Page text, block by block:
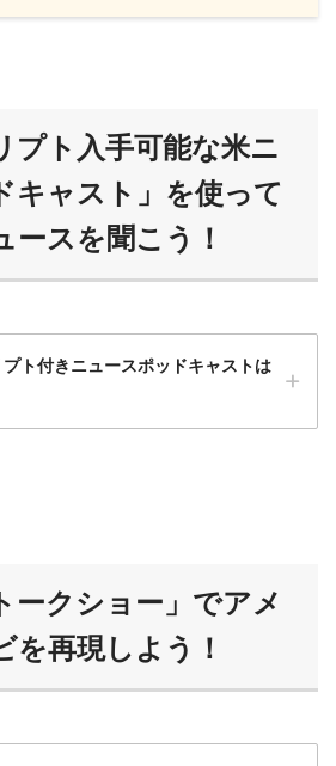
プト入手可能な米ニ
キャスト」を使って
ースを聞こう！
ト付きニュースポッドキャストは
ば、だんだんスクリプトなしで聞ける
なるよ！
ークショー」でアメ
を再現しよう！